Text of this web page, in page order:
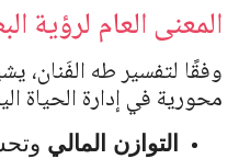
المعنى العام لرؤية
وفقًا لتفسير طه الفَنان،
محورية في إدارة الحياة
التوازن المالي